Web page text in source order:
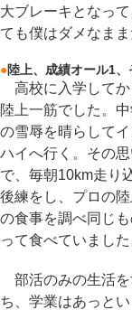
大ブレーキとなっ
ても僕はダメなま
●陸上、成績オール1
高校に入学してか
陸上一筋でした。
の雪辱を晴らして
ハイへ行く。その
で、毎朝10km走り
後練をし、プロの
の食事を調べ同じ
って食べていました
部活のみの生活を
ち、学業はあっと